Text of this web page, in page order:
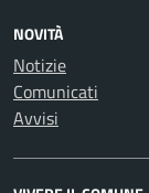
NOVITÀ
Notizie
Comunicati
Avvisi